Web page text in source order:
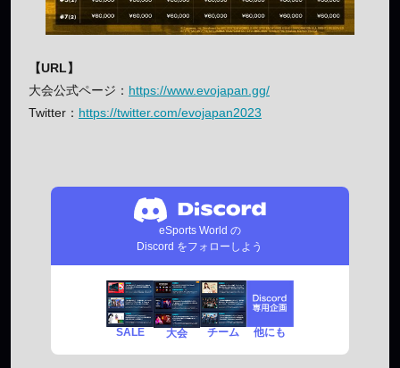
【URL】
大会公式ページ： https://www.evojapan.gg/
Twitter： https://twitter.com/evojapan2023
eSports World の
Discord をフォローしよう
SALE 大会 チーム 他にも